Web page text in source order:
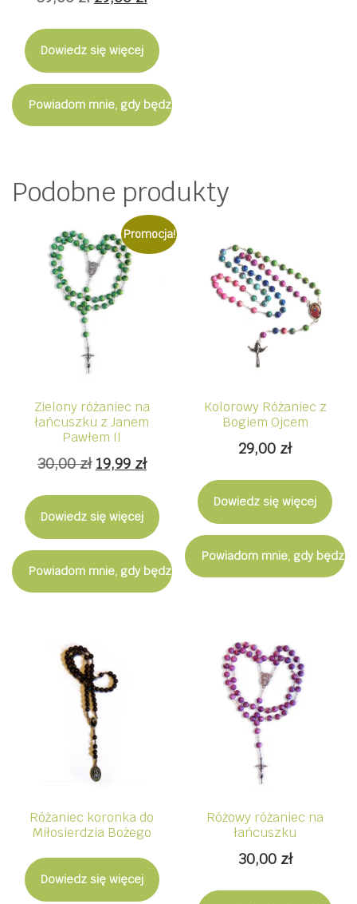
wynosiła:
39,00 zł.
wynosi:
29,00 zł.
Dowiedz się więcej
Powiadom mnie, gdy będzie dostępny
Podobne produkty
Promocja!
Zielony różaniec na
łańcuszku z Janem
Pawłem II
30,00zł Pierwotna
wynosiła:
30,00 zł.
19,99 złAktualna
wynosi:
19,99 zł.
Dowiedz się więcej
Powiadom mnie, gdy będzie dostępny
Kolorowy Różaniec z
Bogiem Ojcem
29,00 zł
Dowiedz się więcej
Powiadom mnie, gdy
Różaniec koronka do
Miłosierdzia Bożego
Dowiedz się więcej
Różowy różaniec na
łańcuszku
30,00 zł